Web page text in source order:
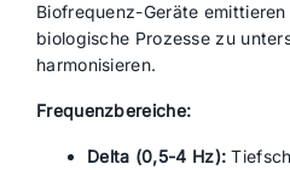
Biofrequenz-Geräte
biologische Prozesse zu
harmonisieren.
Frequenzbereiche:
Delta (0,5-4 Hz):